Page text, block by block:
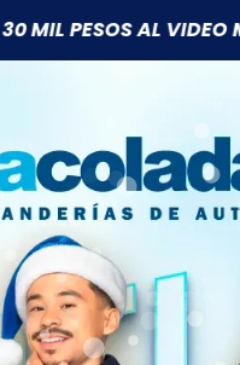
MÁS VIRAL